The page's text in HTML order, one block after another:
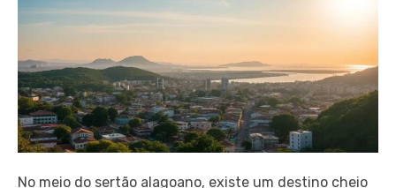
No meio do sertão alagoano, existe um destino cheio